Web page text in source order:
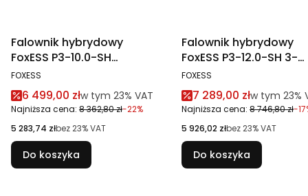
Falownik hybrydowy
FoxESS P3-10.0-SH
wysokonapięciowy
PRODUCENT
FOXESS
Cena promocyjna brutto
6 499,00 złw tym %s VAT
w tym 23% VAT
Najniższa cena: 8 362,80 zł-22%
Cena netto
5 283,74 złbez 23% VAT
Do koszyka
Falownik hybrydowy
FoxESS P3-12.0-SH 3-
fazowy 3 MPPT, WiFi,
Ethernet
PRODUCENT
FOXESS
Cena promocyjna
7 289,00 złw tym %s
w tym 23%
Najniższa cena: 8 746,80 zł-
Cena netto
5 926,02 złbez 23% VAT
Do koszyka